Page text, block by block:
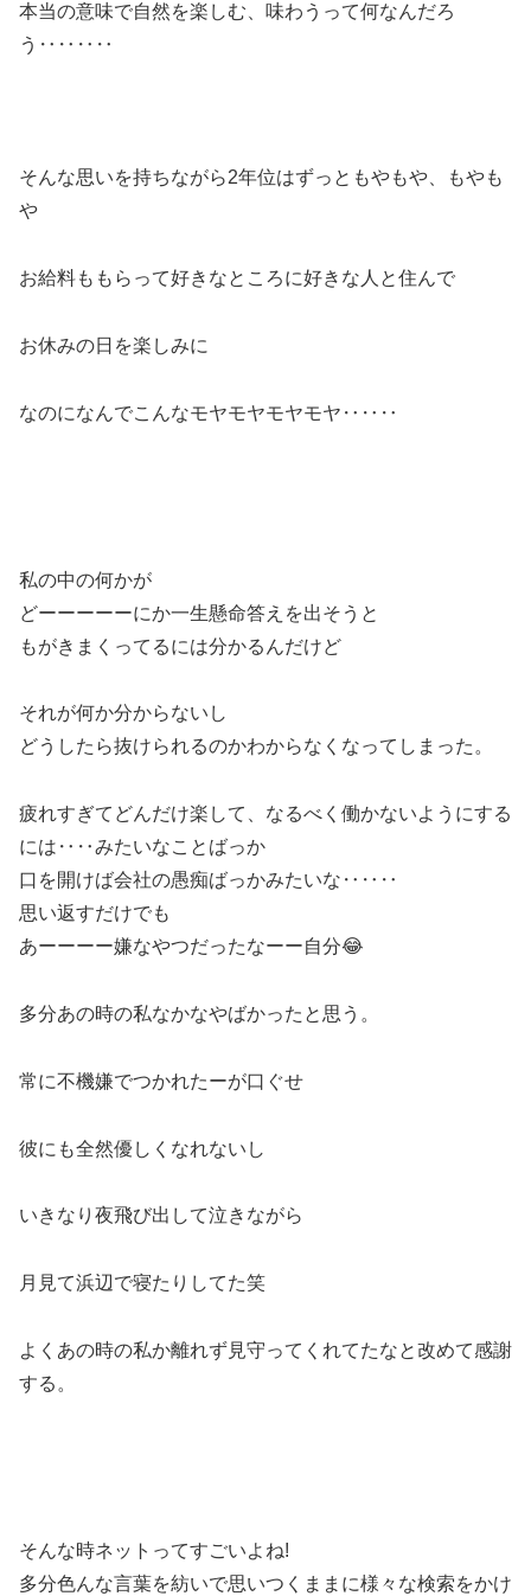
本当の意味で自然を楽しむ、味わうって何なんだろ
う‥‥‥‥
そんな思いを持ちながら2年位はずっともやもや、もやも
や
お給料ももらって好きなところに好きな人と住んで
お休みの日を楽しみに
なのになんでこんなモヤモヤモヤモヤ‥‥‥
私の中の何かが
どーーーーーにか一生懸命答えを出そうと
もがきまくってるには分かるんだけど
それが何か分からないし
どうしたら抜けられるのかわからなくなってしまった。
疲れすぎてどんだけ楽して、なるべく働かないようにする
には‥‥みたいなことばっか
口を開けば会社の愚痴ばっかみたいな‥‥‥
思い返すだけでも
あーーーー嫌なやつだったなーー自分😂
多分あの時の私なかなやばかったと思う。
常に不機嫌でつかれたーが口ぐせ
彼にも全然優しくなれないし
いきなり夜飛び出して泣きながら
月見て浜辺で寝たりしてた笑
よくあの時の私か離れず見守ってくれてたなと改めて感謝
する。
そんな時ネットってすごいよね!
多分色んな言葉を紡いで思いつくままに様々な検索をかけ